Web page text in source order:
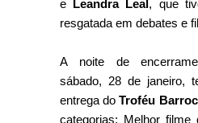
e Leandra Leal, que
resgatada em debates e
A noite de
sábado, 28 de janeiro,
entrega doTroféu
categorias: Melhor filme